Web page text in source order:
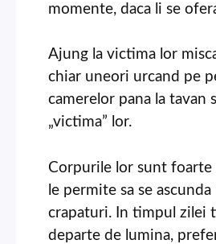
momente, daca li se
Ajung la victima lor
chiar uneori urcand pe
camerelor pana la tavan
„victima” lor.
Corpurile lor sunt foarte
le permite sa se
crapaturi. In timpul zilei
departe de lumina,